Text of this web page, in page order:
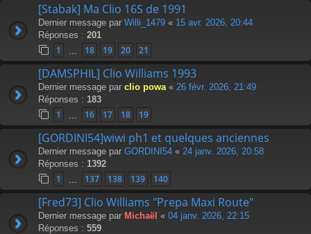
[Stabak] Ma Clio 16S de 1991
Dernier message par Willi_1479 « 15 avr. 2026, 20:44
Réponses : 201
1 18 19 20 21
[DAMSPHIL] Clio Williams 1993
Dernier message par clio powa « 26 févr. 2026, 21:49
Réponses : 183
1 16 17 18 19
[GORDINI54]wiwi ph1 et quelques anciennes
Dernier message par GORDINI54 « 24 janv. 2026, 20:58
Réponses : 1392
1 137 138 139 140
[Fred73] Clio Williams "Prepa Maxi Route"
Dernier message par Michaël « 04 janv. 2026, 22:15
Réponses : 559